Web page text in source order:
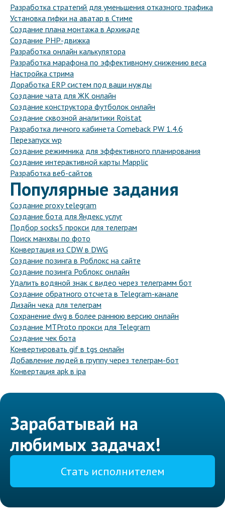
Разработка стратегий для уменьшения отказного трафика
Установка гифки на аватар в Стиме
Создание плана монтажа в Архикаде
Создание PHP-движка
Разработка онлайн калькулятора
Разработка марафона по эффективному снижению веса
Настройка стрима
Доработка ERP систем под ваши нужды
Создание чата для ЖК онлайн
Создание конструктора футболок онлайн
Создание сквозной аналитики Roistat
Разработка личного кабинета Comeback PW 1.4.6
Перезапуск wp
Создание режимника для эффективного планирования
Создание интерактивной карты Mapplic
Разработка веб-сайтов
Популярные задания
Создание proxy telegram
Создание бота для Яндекс услуг
Подбор socks5 прокси для телеграм
Поиск манхвы по фото
Конвертация из CDW в DWG
Создание позинга в Роблокс на сайте
Создание позинга Роблокс онлайн
Удалить водяной знак с видео через телеграмм бот
Создание обратного отсчета в Telegram-канале
Дизайн чека для телеграм
Сохранение dwg в более раннюю версию онлайн
Создание MTProto прокси для Telegram
Создание чек бота
Конвертировать gif в tgs онлайн
Добавление людей в группу через телеграм-бот
Конвертация apk в ipa
Зарабатывай на
любимых задачах!
Стать исполнителем